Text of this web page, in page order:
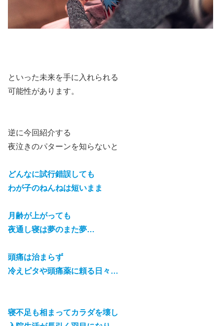
といった未来を手に入れられる
可能性があります。
逆に今回紹介する
夜泣きのパターンを知らないと
どんなに試行錯誤しても
わが子のねんねは短いまま
月齢が上がっても
夜通し寝は夢のまた夢…
頭痛は治まらず
冷えピタや頭痛薬に頼る日々…
寝不足も相まってカラダを壊し